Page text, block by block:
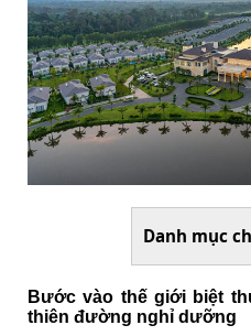
Danh mục
Bước vào thế giới biệt
thiên đường nghỉ dưỡng